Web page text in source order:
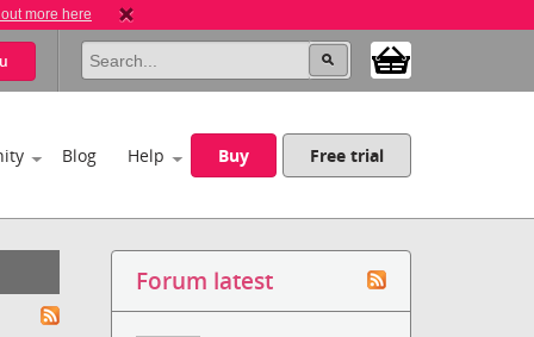
more here
Blog Help Buy Free trial
Forum latest